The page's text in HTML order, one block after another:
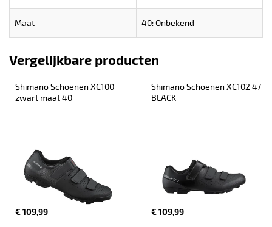
Maat 40: Onbekend
Vergelijkbare producten
Shimano Schoenen XC100
zwart maat 40
€ 109,99
Shimano Schoenen XC102 47
BLACK
€ 109,99